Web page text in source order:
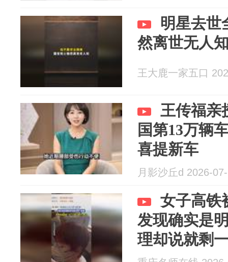
明星去世
然离世无人
王大鹿一家五口
王传福亲
国第13万辆
喜提新车
月影沙丘d 2026-
女子高铁
发现确实是
理却说就剩